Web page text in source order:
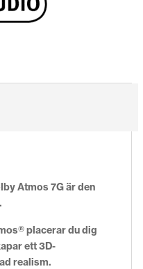
Atmos 7G är den
placerar du dig
ett 3D-
realism.